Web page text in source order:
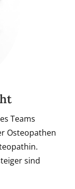
Teams
Osteopathen
sind